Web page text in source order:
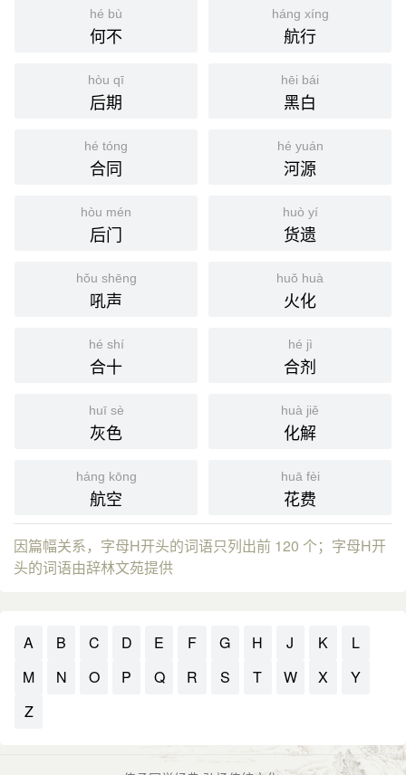
hé bù
何不
háng xíng
航行
hòu qī
后期
hēi bái
黑白
hé tóng
合同
hé yuán
河源
hòu mén
后门
huò yí
货遗
hǒu shēng
吼声
huǒ huà
火化
hé shí
合十
hé jì
合剂
huī sè
灰色
huà jiě
化解
háng kōng
航空
huā fèi
花费
因篇幅关系，字母H开头的词语只列出前 120 个；字母H开
头的词语由辞林文苑提供
A B C D E F G H J K
L
M
N O P Q R S T W X
Y
Z